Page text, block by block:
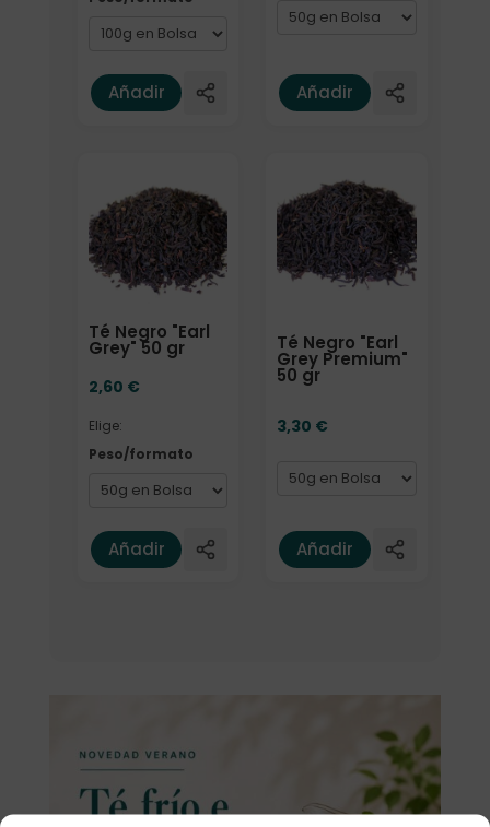
Añadir Añadir
Té Negro "Earl
Grey" 50 gr
2,60 €
Elige:
Peso/formato
Añadir
Té Negro "Earl
Grey Premium"
50 gr
3,30 €
Añadir